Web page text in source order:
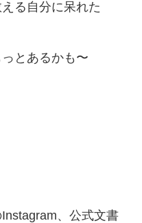
る自分に呆れた
とあるかも〜
Instagram、公式文書